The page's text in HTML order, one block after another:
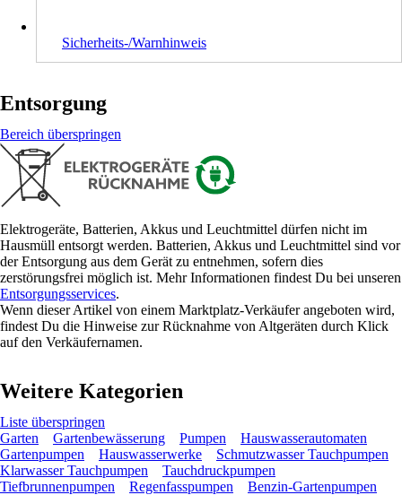
Sicherheits-/Warnhinweis
Entsorgung
Bereich überspringen
Elektrogeräte, Batterien, Akkus und Leuchtmittel dürfen nicht im
Hausmüll entsorgt werden. Batterien, Akkus und Leuchtmittel sind vor
der Entsorgung aus dem Gerät zu entnehmen, sofern dies
zerstörungsfrei möglich ist. Mehr Informationen findest Du bei unseren
Entsorgungsservices.
Wenn dieser Artikel von einem Marktplatz-Verkäufer angeboten wird,
findest Du die Hinweise zur Rücknahme von Altgeräten durch Klick
auf den Verkäufernamen.
Weitere Kategorien
Liste überspringen
Garten
Gartenbewässerung Pumpen
Hauswasserautomaten
Gartenpumpen
Hauswasserwerke
Schmutzwasser Tauchpumpen
Klarwasser Tauchpumpen
Tauchdruckpumpen
Tiefbrunnenpumpen
Regenfasspumpen
Benzin-Gartenpumpen